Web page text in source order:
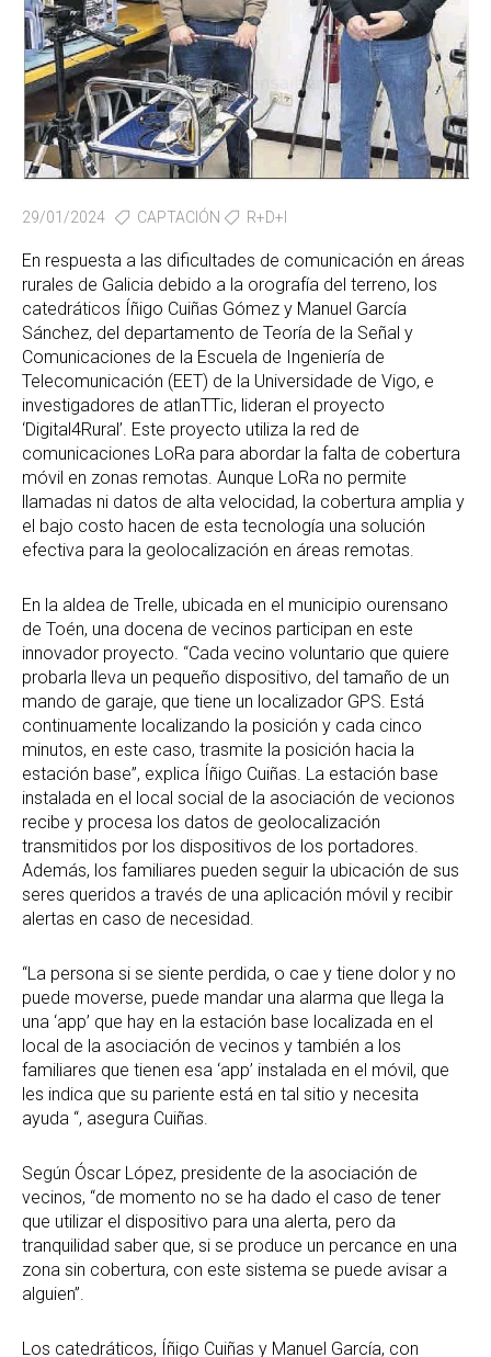
29/01/2024 CAPTACIÓN R+D+I
En respuesta a las dificultades de comunicación en áreas
rurales de Galicia debido a la orografía del terreno, los
catedráticos Íñigo Cuiñas Gómez y Manuel García
Sánchez, del departamento de Teoría de la Señal y
Comunicaciones de la Escuela de Ingeniería de
Telecomunicación (EET) de la Universidade de Vigo, e
investigadores de atlanTTic, lideran el proyecto
‘Digital4Rural’. Este proyecto utiliza la red de
comunicaciones LoRa para abordar la falta de cobertura
móvil en zonas remotas. Aunque LoRa no permite
llamadas ni datos de alta velocidad, la cobertura amplia y
el bajo costo hacen de esta tecnología una solución
efectiva para la geolocalización en áreas remotas.
En la aldea de Trelle, ubicada en el municipio ourensano
de Toén, una docena de vecinos participan en este
innovador proyecto. “Cada vecino voluntario que quiere
probarla lleva un pequeño dispositivo, del tamaño de un
mando de garaje, que tiene un localizador GPS. Está
continuamente localizando la posición y cada cinco
minutos, en este caso, trasmite la posición hacia la
estación base”, explica Íñigo Cuiñas. La estación base
instalada en el local social de la asociación de vecionos
recibe y procesa los datos de geolocalización
transmitidos por los dispositivos de los portadores.
Además, los familiares pueden seguir la ubicación de sus
seres queridos a través de una aplicación móvil y recibir
alertas en caso de necesidad.
“La persona si se siente perdida, o cae y tiene dolor y no
puede moverse, puede mandar una alarma que llega la
una ‘app’ que hay en la estación base localizada en el
local de la asociación de vecinos y también a los
familiares que tienen esa ‘app’ instalada en el móvil, que
les indica que su pariente está en tal sitio y necesita
ayuda “, asegura Cuiñas.
Según Óscar López, presidente de la asociación de
vecinos, “de momento no se ha dado el caso de tener
que utilizar el dispositivo para una alerta, pero da
tranquilidad saber que, si se produce un percance en una
zona sin cobertura, con este sistema se puede avisar a
alguien”.
Los catedráticos, Íñigo Cuiñas y Manuel García, con